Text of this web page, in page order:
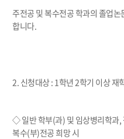
주전공 및 복수전공 학과의 졸업논
합니다.
2. 신청대상: 1학년2학기 이상 재
◇ 일반 학부(과) 및 임상병리학과,
복수(부)전공 희망 시